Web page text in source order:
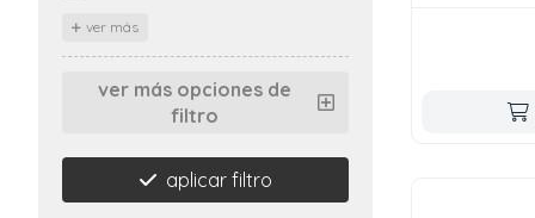
ver más
ver más opciones de
filtro
aplicar filtro